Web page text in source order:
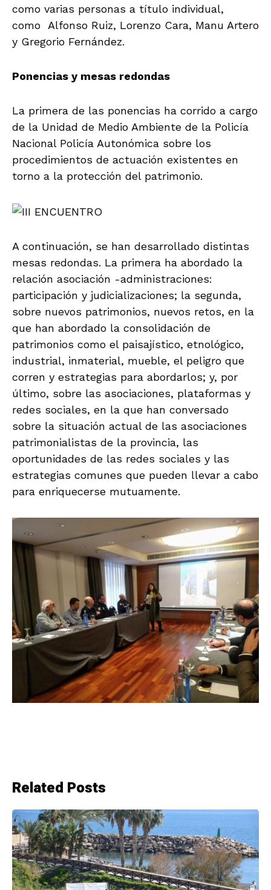
como varias personas a título individual,
como Alfonso Ruiz, Lorenzo Cara, Manu Artero
y Gregorio Fernández.
Ponencias y mesas redondas
La primera de las ponencias ha corrido a cargo
de la Unidad de Medio Ambiente de la Policía
Nacional Policía Autonómica sobre los
procedimientos de actuación existentes en
torno a la protección del patrimonio.
A continuación, se han desarrollado distintas
mesas redondas. La primera ha abordado la
relación asociación -administraciones:
participación y judicializaciones; la segunda,
sobre nuevos patrimonios, nuevos retos, en la
que han abordado la consolidación de
patrimonios como el paisajístico, etnológico,
industrial, inmaterial, mueble, el peligro que
corren y estrategias para abordarlos; y, por
último, sobre las asociaciones, plataformas y
redes sociales, en la que han conversado
sobre la situación actual de las asociaciones
patrimonialistas de la provincia, las
oportunidades de las redes sociales y las
estrategias comunes que pueden llevar a cabo
para enriquecerse mutuamente.
Related Posts